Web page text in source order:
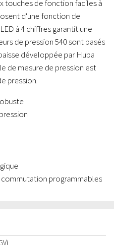
touches de fonction faciles à
d'une fonction de
à 4 chiffres garantit une
de pression 540 sont basés
développée par Huba
de mesure de pression est
pression.
commutation programmables